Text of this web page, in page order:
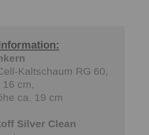
Kaltschaum RG 60,
16 cm,
ca. 19 cm
Silver Clean